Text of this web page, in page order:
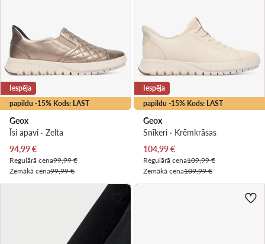
papildu -15% Kods: LAST
Iespēja
Geox
Īsi apavi · Zelta
Pašreizējā cena
94,99€
Regulārā cena99,99 €
Zemākā cena99,99 €
papildu -15% Kods: LAST
Iespēja
Geox
Snīkeri · Krēmkrāsas
Pašreizējā cena
104,99€
Regulārā cena109,99 €
Zemākā cena109,99 €